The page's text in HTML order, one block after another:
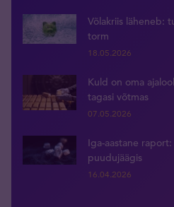
Võlakriis läheneb:
torm
18.05.2026
Kuld on oma
tagasi võtmas
07.05.2026
Iga-aastane
puudujäägis
16.04.2026